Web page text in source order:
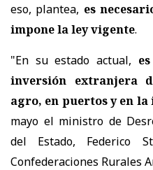
eso, plantea, es
impone la ley vigente.
"En su estado actual,
inversión extranjera
agro, en puertos y en
mayo el ministro de
del Estado, Federico
Confederaciones Rurales